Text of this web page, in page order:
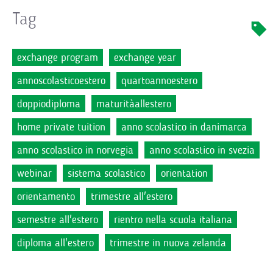
Tag
exchange program
exchange year
annoscolasticoestero
quartoannoestero
doppiodiploma
maturitàallestero
home private tuition
anno scolastico in danimarca
anno scolastico in norvegia
anno scolastico in svezia
webinar
sistema scolastico
orientation
orientamento
trimestre all'estero
semestre all'estero
rientro nella scuola italiana
diploma all'estero
trimestre in nuova zelanda